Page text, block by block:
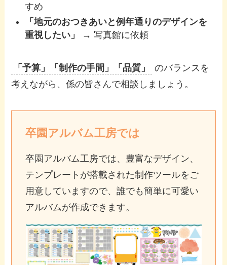
すめ
「地元のおつきあいと例年通りのデザインを
重視したい」
→ 写真館に依頼
「予算」「制作の手間」「品質」
のバランスを
考えながら、係の皆さんで相談しましょう。
卒園アルバム工房では
卒園アルバム工房では、豊富なデザイン、
テンプレートが搭載された制作ツールをご
用意していますので、誰でも簡単に可愛い
アルバムが作成できます。